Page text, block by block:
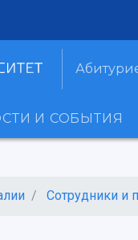
И СОБЫТИЯ
Сотрудники и